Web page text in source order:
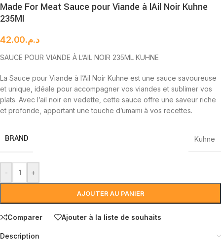
Made For Meat Sauce pour Viande à lAil Noir Kuhne
235Ml
د.م.42.00
SAUCE POUR VIANDE À L’AIL NOIR 235ML KUHNE
La Sauce pour Viande à l’Ail Noir Kuhne est une sauce savoureuse
et unique, idéale pour accompagner vos viandes et sublimer vos
plats. Avec l’ail noir en vedette, cette sauce offre une saveur riche
et profonde, apportant une touche d’umami à vos recettes.
BRAND Kuhne
- +
AJOUTER AU PANIER
Comparer Ajouter à la liste de souhaits
Description